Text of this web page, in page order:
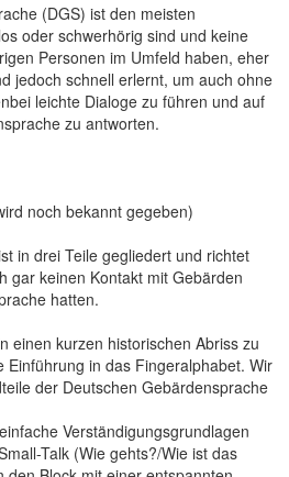
(DGS) ist den meisten
oder schwerhörig sind und keine
Personen im Umfeld haben, eher
jedoch schnell erlernt, um auch ohne
leichte Dialoge zu führen und auf
zu antworten.
noch bekannt gegeben)
in drei Teile gegliedert und richtet
gar keinen Kontakt mit Gebärden
hatten.
einen kurzen historischen Abriss zu
Einführung in das Fingeralphabet. Wir
der Deutschen Gebärdensprache
Verständigungsgrundlagen
Talk (Wie gehts?/Wie ist das